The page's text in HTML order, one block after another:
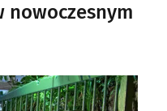
nowoczesnym